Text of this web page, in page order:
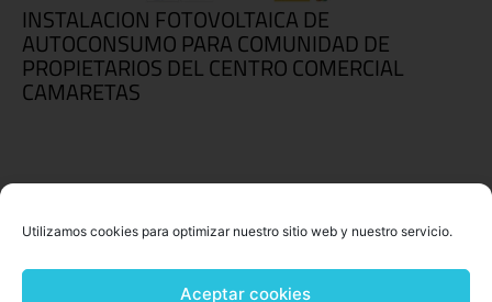
Utilizamos cookies para optimizar nuestro sitio web y nuestro servicio.
Aceptar cookies
INSTALACION FOTOVOLTAICA DE
AUTOCONSUMO PARA COMUNIDAD DE
PROPIETARIOS DEL CENTRO COMERCIAL
CAMARETAS